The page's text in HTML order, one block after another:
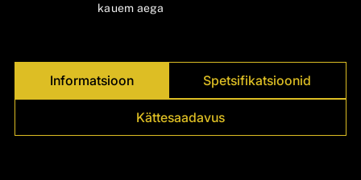
kauem aega
Informatsioon Spetsifikatsioonid
Kättesaadavus